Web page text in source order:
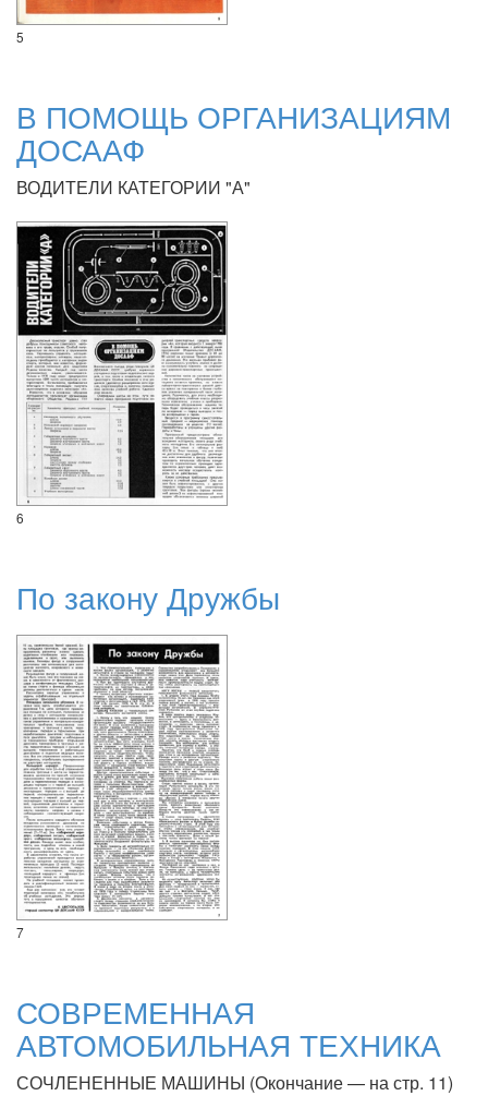
5
В ПОМОЩЬ ОРГАНИЗАЦИЯМ
ДОСААФ
ВОДИТЕЛИ КАТЕГОРИИ "А"
6
По закону Дружбы
7
СОВРЕМЕННАЯ
АВТОМОБИЛЬНАЯ ТЕХНИКА
СОЧЛЕНЕННЫЕ МАШИНЫ (Окончание — на стр. 11)